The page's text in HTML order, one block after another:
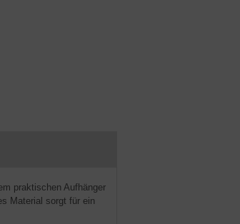
praktischen Aufhänger
Material sorgt für ein